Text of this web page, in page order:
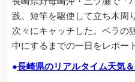
践。短竿を駆使して立ち木周
次々にキャッチした。ベラの
中にするまでの一日をレポー
●長崎県のリアルタイム天気